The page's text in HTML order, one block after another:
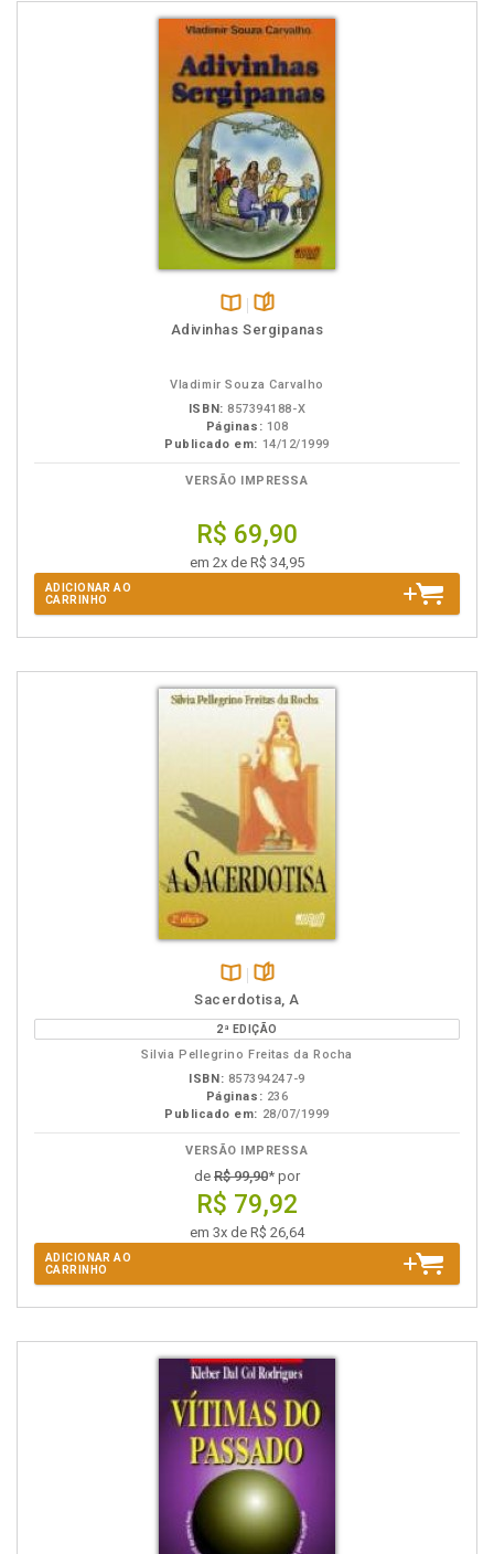
Disponível
páginas
Adivinhas Sergipanas
Vladimir Souza Carvalho
ISBN: 857394188-X
Páginas: 108
Publicado em: 14/12/1999
VERSÃO IMPRESSA
R$ 69,90
em 2x de R$ 34,95
ADICIONAR AO
CARRINHO
Disponível
na
B.V.
páginas
Sacerdotisa, A
2ª EDIÇÃO
Silvia Pellegrino Freitas da Rocha
ISBN: 857394247-9
Páginas: 236
Publicado em: 28/07/1999
VERSÃO IMPRESSA
de R$ 99,90* por
R$ 79,92
em 3x de R$ 26,64
ADICIONAR AO
CARRINHO